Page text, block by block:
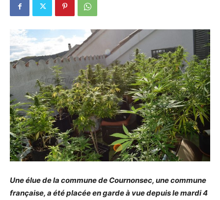
Une élue de la commune de Cournonsec, une commune
française, a été placée en garde à vue depuis le mardi 4